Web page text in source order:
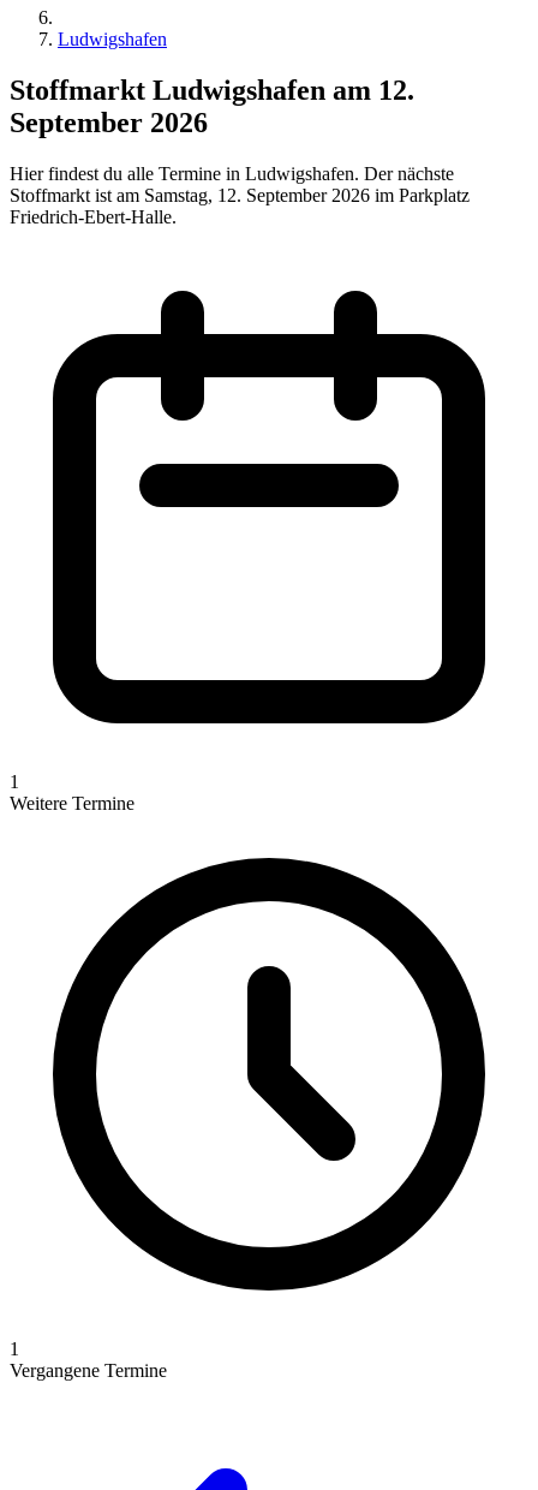
Ludwigshafen
Stoffmarkt Ludwigshafen am 12.
September 2026
Hier findest du alle Termine in Ludwigshafen. Der nächste
Stoffmarkt ist am Samstag, 12. September 2026 im Parkplatz
Friedrich-Ebert-Halle.
1
Weitere Termine
1
Vergangene Termine